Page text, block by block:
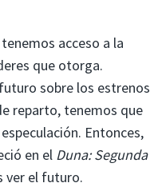
acceso a la
que otorga.
sobre los estrenos
reparto, tenemos que
Entonces,
en el Duna: Segunda
ver el futuro.